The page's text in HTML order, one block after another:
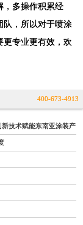
，多操作积累经
队，所以对于喷涂
更专业更有效，欢
400-673-4913
技术赋能东南亚涂装产